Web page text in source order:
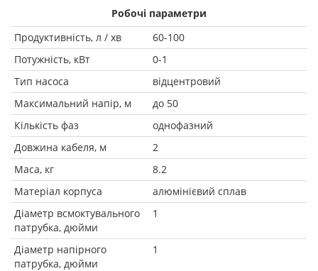
Робочі параметри
Продуктивність, л / хв
60-100
Потужність, кВт
0-1
Тип насоса
відцентровий
Максимальний напір, м
до 50
Кількість фаз
однофазний
Довжина кабеля, м
2
Маса, кг
8.2
Матеріал корпуса
алюмінієвий сплав
Діаметр всмоктувального
патрубка, дюйми
1
Діаметр напірного
патрубка, дюйми
1